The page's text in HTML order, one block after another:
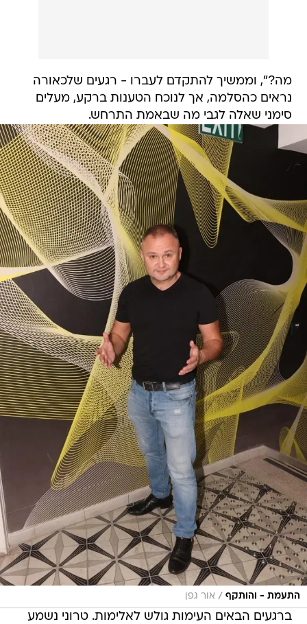
מה?", וממשיך להתקדם לעברו - רגעים שלכאורה
נראים כהסלמה, אך לנוכח הטענות ברקע, מעלים
סימני שאלה לגבי מה שבאמת התרחש.
התעמת - והותקף / אור גפן
ברגעים הבאים העימות גולש לאלימות. טרוני נשמע